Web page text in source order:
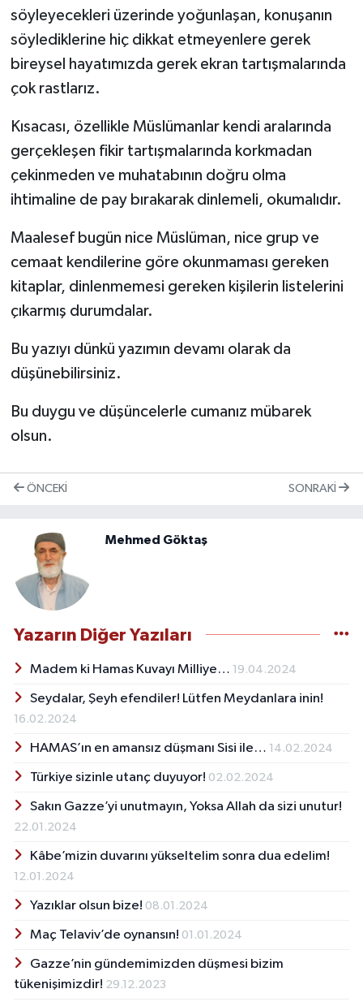
söyleyecekleri üzerinde yoğunlaşan, konuşanın
söylediklerine hiç dikkat etmeyenlere gerek
bireysel hayatımızda gerek ekran tartışmalarında
çok rastlarız.
Kısacası, özellikle Müslümanlar kendi aralarında
gerçekleşen fikir tartışmalarında korkmadan
çekinmeden ve muhatabının doğru olma
ihtimaline de pay bırakarak dinlemeli, okumalıdır.
Maalesef bugün nice Müslüman, nice grup ve
cemaat kendilerine göre okunmaması gereken
kitaplar, dinlenmemesi gereken kişilerin listelerini
çıkarmış durumdalar.
Bu yazıyı dünkü yazımın devamı olarak da
düşünebilirsiniz.
Bu duygu ve düşüncelerle cumanız mübarek
olsun.
ÖNCEKI SONRAKI
Mehmed Göktaş
Yazarın Diğer Yazıları
Madem ki Hamas Kuvayı Milliye… 19.04.2024
Seydalar, Şeyh efendiler! Lütfen Meydanlara inin!
16.02.2024
HAMAS’ın en amansız düşmanı Sisi ile… 14.02.2024
Türkiye sizinle utanç duyuyor! 02.02.2024
Sakın Gazze’yi unutmayın, Yoksa Allah da sizi unutur!
22.01.2024
Kâbe’mizin duvarını yükseltelim sonra dua edelim!
12.01.2024
Yazıklar olsun bize! 08.01.2024
Maç Telaviv’de oynansın! 01.01.2024
Gazze’nin gündemimizden düşmesi bizim
tükenişimizdir! 29.12.2023